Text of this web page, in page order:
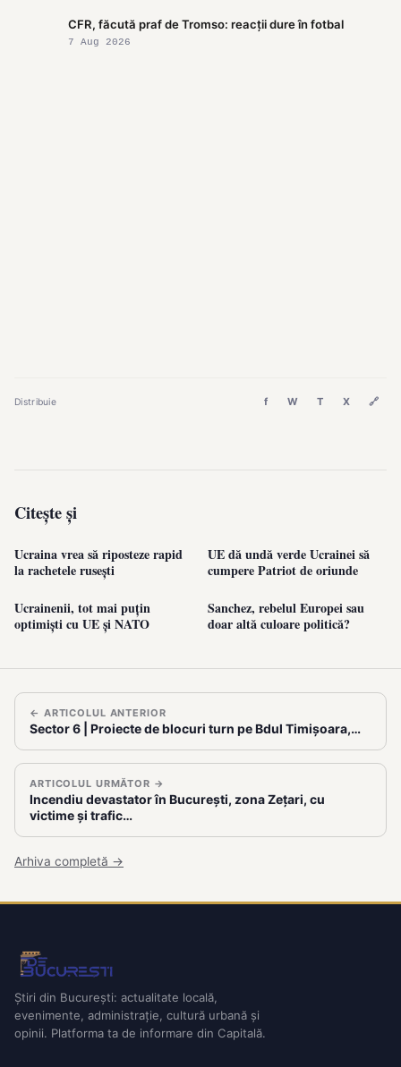
CFR, făcută praf de Tromso: reacții dure în fotbal
7 Aug 2026
Distribuie f W T X 🔗
Citește și
Ucraina vrea să riposteze rapid
la rachetele rusești
UE dă undă verde Ucrainei să
cumpere Patriot de oriunde
Ucrainenii, tot mai puțin
optimiști cu UE și NATO
Sanchez, rebelul Europei sau
doar altă culoare politică?
← ARTICOLUL ANTERIOR
Sector 6 | Proiecte de blocuri turn pe Bdul Timișoara,…
ARTICOLUL URMĂTOR →
Incendiu devastator în București, zona Zețari, cu
victime și trafic…
Arhiva completă →
Știri din București: actualitate locală,
evenimente, administrație, cultură urbană și
opinii. Platforma ta de informare din Capitală.